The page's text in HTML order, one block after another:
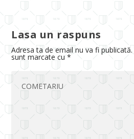
Lasa un raspuns
Adresa ta de email nu va fi publicată.
sunt marcate cu*